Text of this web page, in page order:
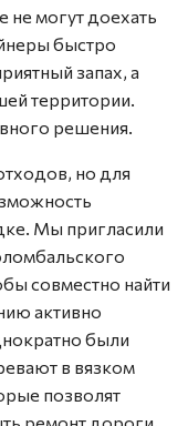
не могут доехать
быстро
запах, а
территории.
решения.
но для
Мы пригласили
совместно найти
активно
были
в вязком
позволят
ремонт дороги,